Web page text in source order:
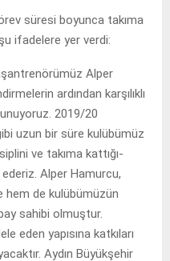
süresi boyunca takıma
ifadelere yer verdi:
Alper
ardından karşılıklı
2019/20
uzun bir süre kulübümüz
ve takıma kattığı-
Alper Hamurcu,
hem de kulübümüzün
sahibi olmuştur.
eden yapısına katkıları
Aydın Büyükşehir